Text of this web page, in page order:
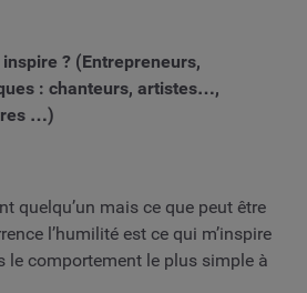
? (Entrepreneurs,
: chanteurs, artistes…,
…)
quelqu’un mais ce que peut être
l’humilité est ce qui m’inspire
le comportement le plus simple à